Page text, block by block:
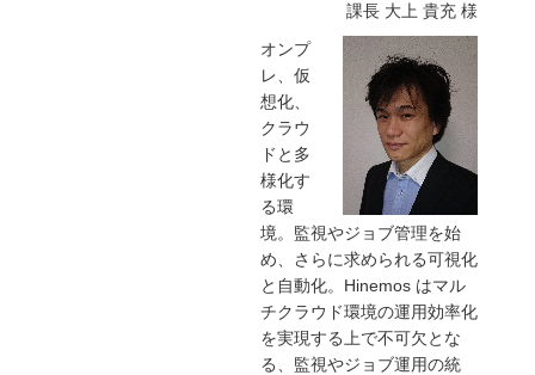
課長 大上 貴充 様
オンプ
レ、仮
想化、
クラウ
ドと多
様化す
る環
境。監視やジョブ管理を始
め、さらに求められる可視化
と自動化。Hinemos はマル
チクラウド環境の運用効率化
を実現する上で不可欠とな
る、監視やジョブ運用の統